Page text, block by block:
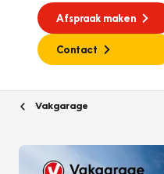
Afspraak maken
Contact
Vakgarage